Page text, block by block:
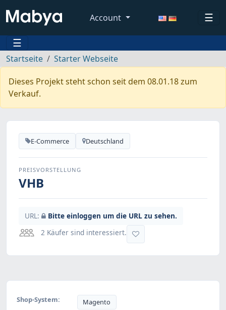
Account
☰
☰
Startseite Starter Webseite
Dieses Projekt steht schon seit dem 08.01.18 zum
Verkauf.
E-Commerce Deutschland
PREISVORSTELLUNG
VHB
URL:
Bitte einloggen um die URL zu sehen.
2 Käufer sind interessiert.
Shop-System: Magento